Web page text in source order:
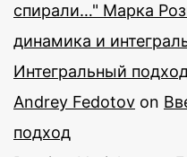
спирали…" Марка
динамика и
Интегральный
Andrey Fedotov on
подход